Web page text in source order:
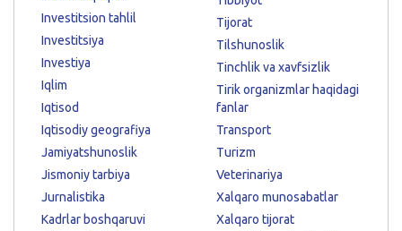
Investitsion tahlil
Investitsiya
Investiya
Iqlim
Iqtisod
Iqtisodiy geografiya
Jamiyatshunoslik
Jismoniy tarbiya
Jurnalistika
Kadrlar boshqaruvi
Tijorat
Tilshunoslik
Tinchlik va xavfsizlik
Tirik organizmlar haqidagi
fanlar
Transport
Turizm
Veterinariya
Xalqaro munosabatlar
Xalqaro tijorat